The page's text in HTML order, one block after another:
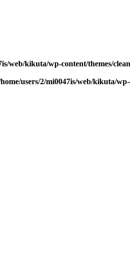
web/kikuta/wp-content/themes/
users/2/mi0047is/web/kikuta/